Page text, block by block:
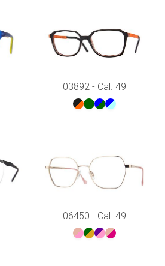
03892 - Cal. 49
06450 - Cal. 49